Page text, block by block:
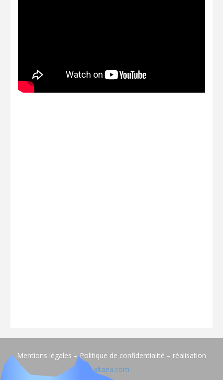
Mentions légales – Politique de confidentialité – réalisation
altaea.com